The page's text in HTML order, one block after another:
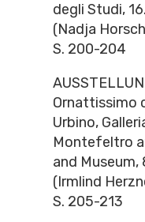
degli Studi,
(Nadja
S. 200-204
Ornattissimo
Urbino,
Montefeltro
and Museum,
(Irmlind
S. 205-213